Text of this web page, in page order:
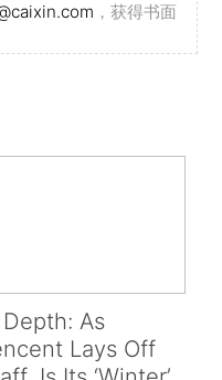
，获得书面
Depth: As
Lays Off